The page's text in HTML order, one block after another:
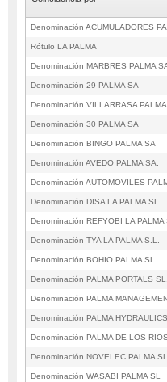
Denominación ACUMULADORES
Rótulo LA PALMA
Denominación MARBRES PALMA
Denominación 29 PALMA SA
Denominación VILLARRASA
Denominación 30 PALMA SA
Denominación BINGO PALMA SA
Denominación AVEDO PALMA SA.
Denominación AUTOMOVILES
Denominación DISA LA PALMA SL.
Denominación REFYOBI LA PALMA
Denominación TYA LA PALMA S.L.
Denominación BOHIO PALMA SL
Denominación PALMA PORTALS SL.
Denominación PALMA
Denominación PALMA HYDRAULICS
Denominación PALMA DE LOS RIOS
Denominación NOVELEC PALMA SL.
Denominación WASABI PALMA SL